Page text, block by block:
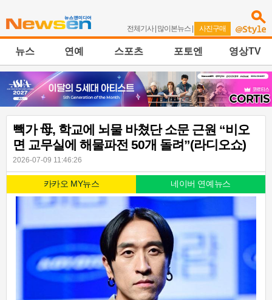
전체기사| 많이본뉴스 | 사진구매
뉴스 연예 스포츠 포토엔 영상TV
빽가 母, 학교에 뇌물 바쳤단 소문 근원 “비오
면 교무실에 해물파전 50개 돌려”(라디오쇼)
2026-07-09 11:46:26
카카오 MY뉴스 네이버 연예뉴스